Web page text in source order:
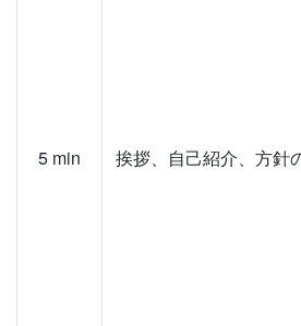
5 min 挨拶、自己紹介、方針